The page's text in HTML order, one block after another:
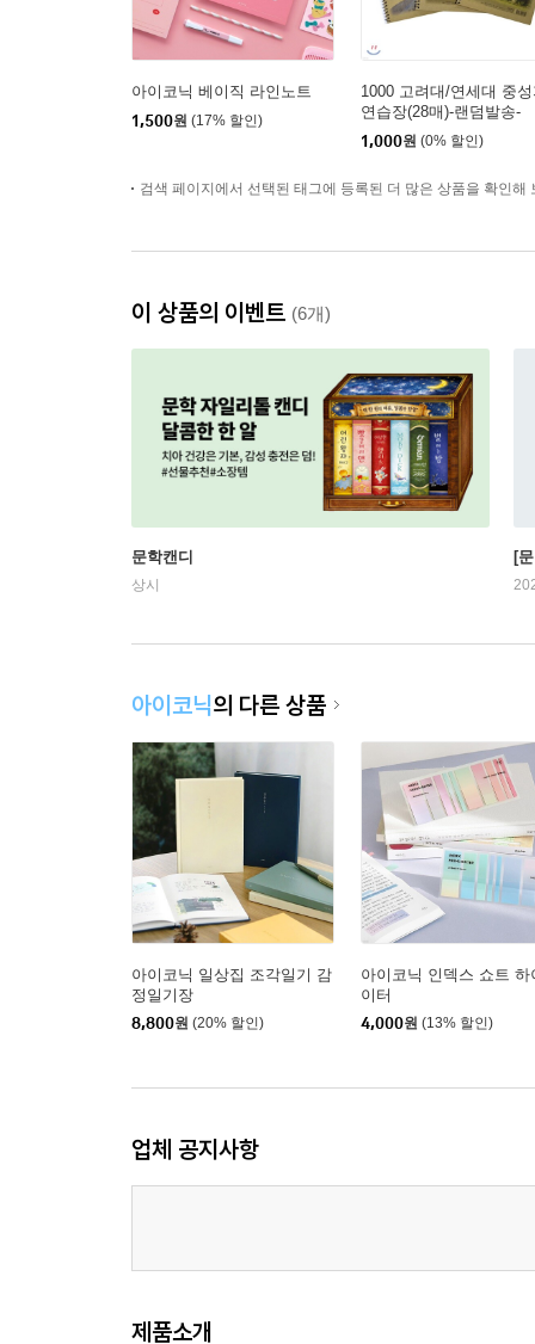
아이코닉 베이직 라인노트
1,500원 (17% 할인)
1000 고려대/연세대 중
연습장(28매)-랜덤발송-
1,000원 (0% 할인)
검색 페이지에서 선택된 태그에 등록된 더 많은 상품을 확인해
이 상품의 이벤트 (6개)
문학캔디
상시
[
아이코닉의 다른 상품
아이코닉 일상집 조각일기 감
정일기장
8,800원 (20% 할인)
아이코닉 인덱스 쇼트 하
이터
4,000원 (13% 할인)
업체 공지사항
제품소개